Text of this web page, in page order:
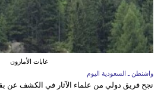
غابات الأمازون
واشنطن ـ السعودية اليوم
نجح فريق دولي من علماء الآثار في الكشف عن